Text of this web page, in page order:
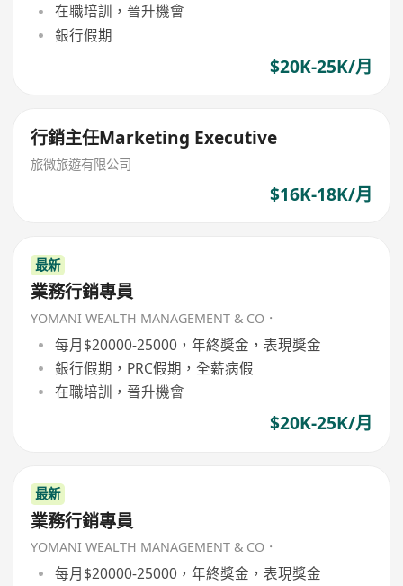
在職培訓，晉升機會
銀行假期
$20K-25K/月
行銷主任Marketing Executive
旅微旅遊有限公司
$16K-18K/月
最新
業務行銷專員
YOMANI WEALTH MANAGEMENT & CO．
每月$20000-25000，年終獎金，表現獎金
銀行假期，PRC假期，全薪病假
在職培訓，晉升機會
$20K-25K/月
最新
業務行銷專員
YOMANI WEALTH MANAGEMENT & CO．
每月$20000-25000，年終獎金，表現獎金